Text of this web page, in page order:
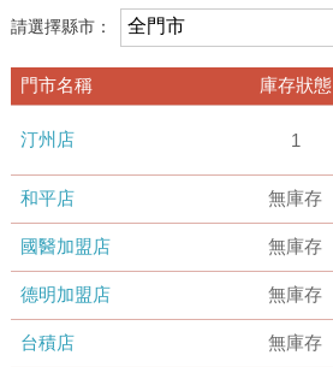
請選擇縣市：
門市名稱 庫存狀態
汀州店 1
和平店 無庫存
國醫加盟店 無庫存
德明加盟店 無庫存
台積店 無庫存